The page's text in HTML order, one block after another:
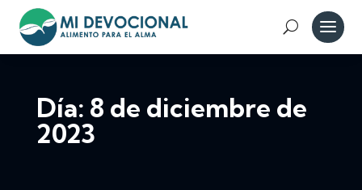
Día: 8 de diciembre de
2023